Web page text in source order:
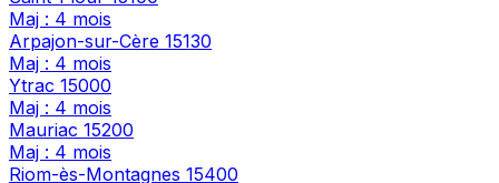
Maj : 4 mois
Arpajon-sur-Cère 15130
Maj : 4 mois
Ytrac 15000
Maj : 4 mois
Mauriac 15200
Maj : 4 mois
Riom-ès-Montagnes 15400